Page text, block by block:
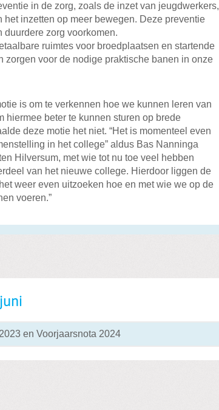
in de zorg, zoals de inzet van jeugdwerkers,
het inzetten op meer bewegen. Deze preventie
duurdere zorg voorkomen.
ruimtes voor broedplaatsen en startende
zorgen voor de nodige praktische banen in onze
is om te verkennen hoe we kunnen leren van
hiermee beter te kunnen sturen op brede
deze motie het niet. “Het is momenteel even
in het college” aldus Bas Nanninga
Hilversum, met wie tot nu toe veel hebben
van het nieuwe college. Hierdoor liggen de
weer even uitzoeken hoe en met wie we op de
voeren.”
juni
en Voorjaarsnota 2024